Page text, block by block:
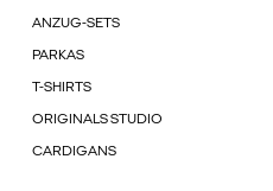
ANZUG-SETS
PARKAS
T-SHIRTS
ORIGINALS STUDIO
CARDIGANS